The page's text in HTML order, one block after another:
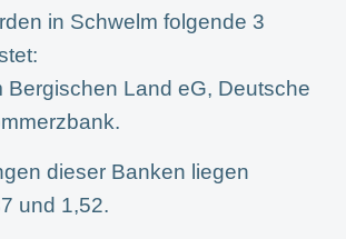
in Schwelm folgende 3
Bergischen Land eG, Deutsche
dieser Banken liegen
und 1,52.